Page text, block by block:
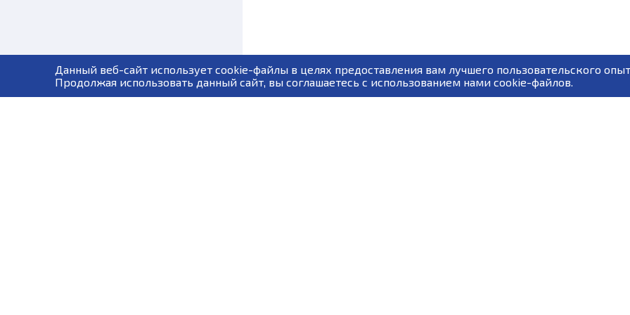
Данный веб-сайт использует cookie-файлы в целях предоставления вам лучшего пользовательского
Продолжая использовать данный сайт, вы соглашаетесь с использованием нами cookie-файлов.